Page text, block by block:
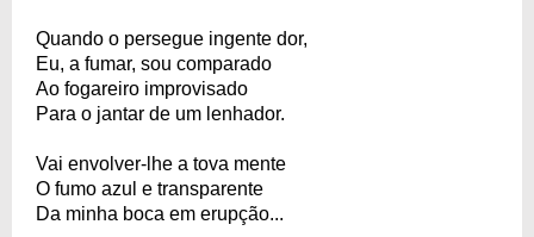
Quando o persegue ingente dor,
Eu, a fumar, sou comparado
Ao fogareiro improvisado
Para o jantar de um lenhador.
Vai envolver-lhe a tova mente
O fumo azul e transparente
Da minha boca em erupção...